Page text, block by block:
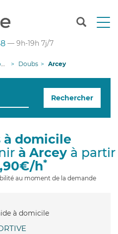
T
n
g
i
— 9h-19h 7j/7
Doubs Arcey
Rechercher
à domicile
à Arceyà partir
h*
au moment de la demande